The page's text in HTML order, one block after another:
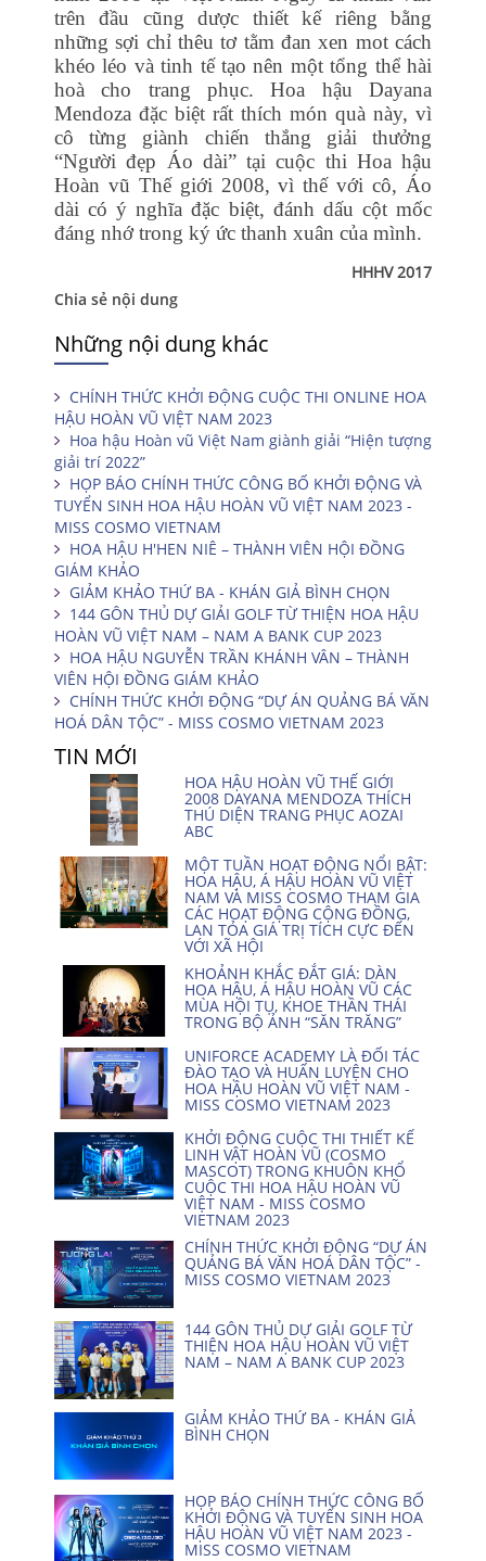
trên đầu cũng dược thiết kế riêng bằng
những sợi chỉ thêu tơ tằm đan xen mot cách
khéo léo và tinh tế tạo nên một tổng thể hài
hoà cho trang phục. Hoa hậu Dayana
Mendoza đặc biệt rất thích món quà này, vì
cô từng giành chiến thắng giải thưởng
“Người đẹp Áo dài” tại cuộc thi Hoa hậu
Hoàn vũ Thế giới 2008, vì thế với cô, Áo
dài có ý nghĩa đặc biệt, đánh dấu cột mốc
đáng nhớ trong ký ức thanh xuân của mình.
HHHV 2017
Chia sẻ nội dung
Những nội dung khác
CHÍNH THỨC KHỞI ĐỘNG CUỘC THI ONLINE HOA
HẬU HOÀN VŨ VIỆT NAM 2023
Hoa hậu Hoàn vũ Việt Nam giành giải “Hiện tượng
giải trí 2022”
HỌP BÁO CHÍNH THỨC CÔNG BỐ KHỞI ĐỘNG VÀ
TUYỂN SINH HOA HẬU HOÀN VŨ VIỆT NAM 2023 -
MISS COSMO VIETNAM
HOA HẬU H'HEN NIÊ – THÀNH VIÊN HỘI ĐỒNG
GIÁM KHẢO
GIẢM KHẢO THỨ BA - KHÁN GIẢ BÌNH CHỌN
144 GÔN THỦ DỰ GIẢI GOLF TỪ THIỆN HOA HẬU
HOÀN VŨ VIỆT NAM – NAM A BANK CUP 2023
HOA HẬU NGUYỄN TRẦN KHÁNH VÂN – THÀNH
VIÊN HỘI ĐỒNG GIÁM KHẢO
CHÍNH THỨC KHỞI ĐỘNG “DỰ ÁN QUẢNG BÁ VĂN
HOÁ DÂN TỘC” - MISS COSMO VIETNAM 2023
TIN MỚI
HOA HẬU HOÀN VŨ THẾ GIỚI
2008 DAYANA MENDOZA THÍCH
THÚ DIỆN TRANG PHỤC AOZAI
ABC
MỘT TUẦN HOẠT ĐỘNG NỔI BẬT:
HOA HẬU, Á HẬU HOÀN VŨ VIỆT
NAM VÀ MISS COSMO THAM GIA
CÁC HOẠT ĐỘNG CỘNG ĐỒNG,
LAN TỎA GIÁ TRỊ TÍCH CỰC ĐẾN
VỚI XÃ HỘI
KHOẢNH KHẮC ĐẮT GIÁ: DÀN
HOA HẬU, Á HẬU HOÀN VŨ CÁC
MÙA HỘI TỤ, KHOE THẦN THÁI
TRONG BỘ ẢNH “SĂN TRĂNG”
UNIFORCE ACADEMY LÀ ĐỐI TÁC
ĐÀO TẠO VÀ HUẤN LUYỆN CHO
HOA HẬU HOÀN VŨ VIỆT NAM -
MISS COSMO VIETNAM 2023
KHỞI ĐỘNG CUỘC THI THIẾT KẾ
LINH VẬT HOÀN VŨ (COSMO
MASCOT) TRONG KHUÔN KHỔ
CUỘC THI HOA HẬU HOÀN VŨ
VIỆT NAM - MISS COSMO
VIETNAM 2023
CHÍNH THỨC KHỞI ĐỘNG “DỰ ÁN
QUẢNG BÁ VĂN HOÁ DÂN TỘC” -
MISS COSMO VIETNAM 2023
144 GÔN THỦ DỰ GIẢI GOLF TỪ
THIỆN HOA HẬU HOÀN VŨ VIỆT
NAM – NAM A BANK CUP 2023
GIẢM KHẢO THỨ BA - KHÁN GIẢ
BÌNH CHỌN
HỌP BÁO CHÍNH THỨC CÔNG BỐ
KHỞI ĐỘNG VÀ TUYỂN SINH HOA
HẬU HOÀN VŨ VIỆT NAM 2023 -
MISS COSMO VIETNAM